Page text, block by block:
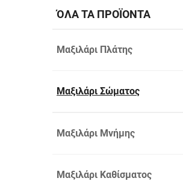
ΌΛΑ ΤΑ ΠΡΟΪΟΝΤΑ
Μαξιλάρι Πλάτης
Μαξιλάρι Σώματος
Μαξιλάρι Μνήμης
Μαξιλάρι Καθίσματος